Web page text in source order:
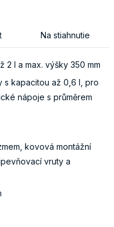
Na stiahnutie
2 l a max. výšky 350 mm
s kapacitou až 0,6 l, pro
nápoje s průměrem
kovová montážní
vruty a